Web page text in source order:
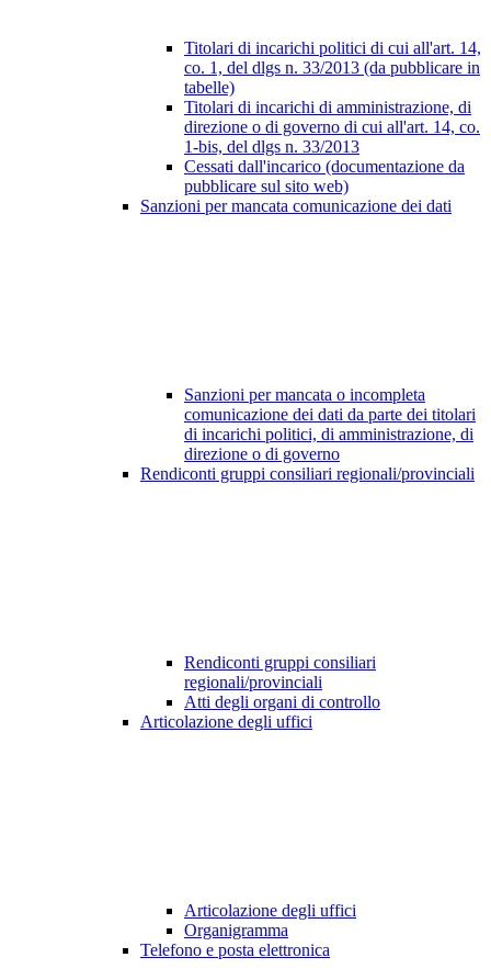
Titolari di incarichi politici di cui all'art. 14,
co. 1, del dlgs n. 33/2013 (da pubblicare in
tabelle)
Titolari di incarichi di amministrazione, di
direzione o di governo di cui all'art. 14, co.
1-bis, del dlgs n. 33/2013
Cessati dall'incarico (documentazione da
pubblicare sul sito web)
Sanzioni per mancata comunicazione dei dati
Sanzioni per mancata o incompleta
comunicazione dei dati da parte dei titolari
di incarichi politici, di amministrazione, di
direzione o di governo
Rendiconti gruppi consiliari regionali/provinciali
Rendiconti gruppi consiliari
regionali/provinciali
Atti degli organi di controllo
Articolazione degli uffici
Articolazione degli uffici
Organigramma
Telefono e posta elettronica